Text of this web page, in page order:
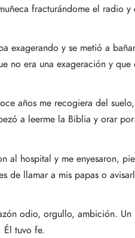
fracturándome el radio y
exagerando y se metió a
no era una exageración y
años me recogiera del
a leerme la Biblia y orar
al hospital y me enyesaron,
de llamar a mis papas o
odio, orgullo, ambición.
Él tuvo fe.